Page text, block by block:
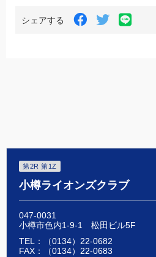
シェアする
Facebook
TwitterLINE
第2R 第1Z
小樽ライオンズクラブ
047-0031
小樽市色内1-9-1 松田ビル5F
TEL：（0134）22-0682
FAX：（0134）22-0683